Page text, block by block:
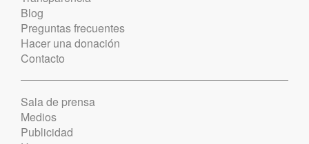
Blog
Preguntas frecuentes
Hacer una donación
Contacto
Sala de prensa
Medios
Publicidad